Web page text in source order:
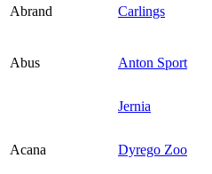
Abrand Carlings
Abus Anton Sport
Jernia
Acana Dyrego Zoo